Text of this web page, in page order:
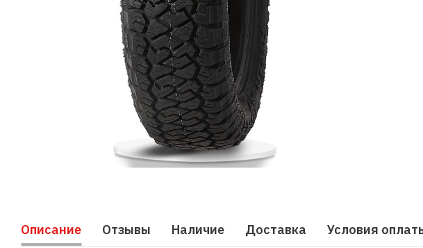
Описание Отзывы Наличие Доставка Условия